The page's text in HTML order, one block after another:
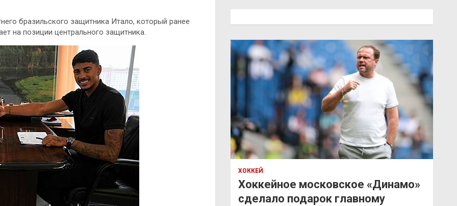
бразильского защитника Итало, который ранее
на позиции центрального защитника.
ХОККЕЙ
Хоккейное московское «Динамо»
сделало подарок главному